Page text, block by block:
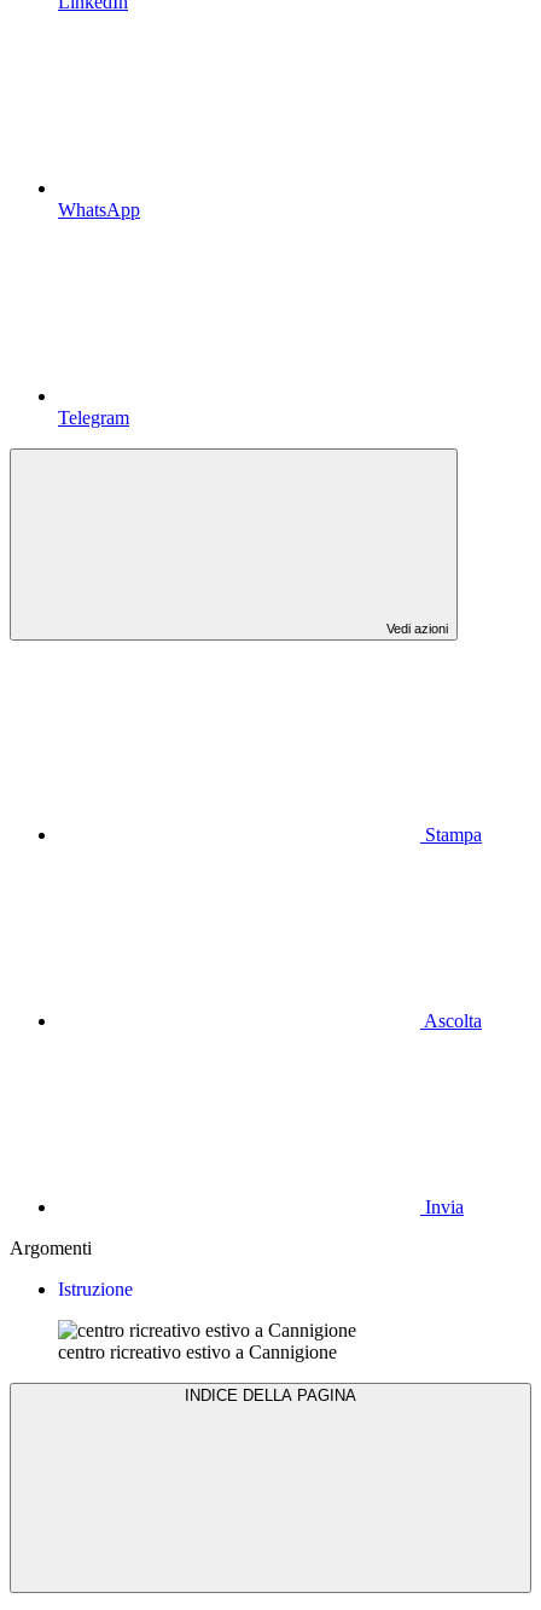
WhatsApp
Telegram
Vedi azioni
Stampa
Ascolta
Invia
Argomenti
Istruzione
centro ricreativo estivo a Cannigione